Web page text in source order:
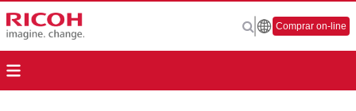
Comprar on-line